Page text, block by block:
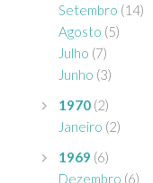
Setembro (14)
Agosto (5)
Julho (7)
Junho (3)
1970 (2)
Janeiro (2)
1969 (6)
Dezembro (6)